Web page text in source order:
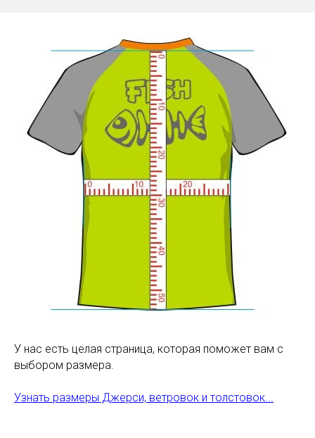
У нас есть целая страница, которая поможет вам с
выбором размера.
Узнать размеры Джерси, ветровок и толстовок...